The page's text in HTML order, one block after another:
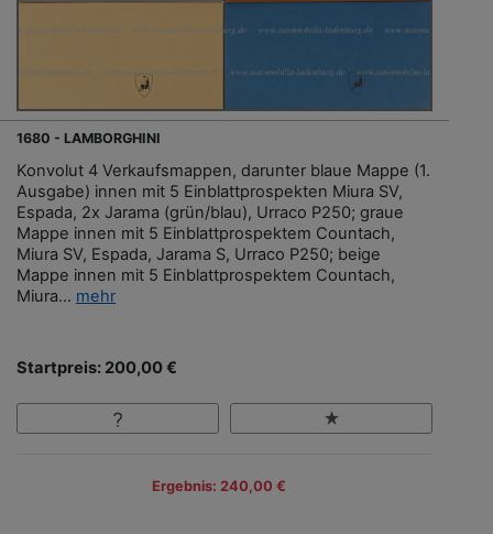
1680 - LAMBORGHINI
Konvolut 4 Verkaufsmappen, darunter blaue Mappe (1.
Ausgabe) innen mit 5 Einblattprospekten Miura SV,
Espada, 2x Jarama (grün/blau), Urraco P250; graue
Mappe innen mit 5 Einblattprospektem Countach,
Miura SV, Espada, Jarama S, Urraco P250; beige
Mappe innen mit 5 Einblattprospektem Countach,
Miura... mehr
Startpreis: 200,00 €
Ergebnis: 240,00 €